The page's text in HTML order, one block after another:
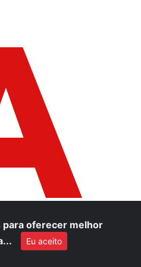
para oferecer melhor
Eu aceito